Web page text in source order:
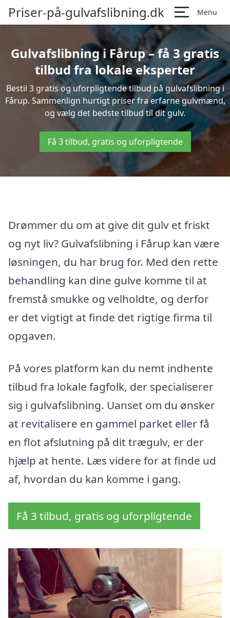
Priser-på-gulvafslibning.dk Menu
Gulvafslibning i Fårup – få 3 gratis
tilbud fra lokale eksperter
Bestil 3 gratis og uforpligtende tilbud på gulvafslibning i
Fårup. Sammenlign hurtigt priser fra erfarne gulvmænd,
og vælg det bedste tilbud til dit gulv.
Få 3 tilbud, gratis og uforpligtende
Drømmer du om at give dit gulv et friskt
og nyt liv? Gulvafslibning i Fårup kan være
løsningen, du har brug for. Med den rette
behandling kan dine gulve komme til at
fremstå smukke og velholdte, og derfor
er det vigtigt at finde det rigtige firma til
opgaven.
På vores platform kan du nemt indhente
tilbud fra lokale fagfolk, der specialiserer
sig i gulvafslibning. Uanset om du ønsker
at revitalisere en gammel parket eller få
en flot afslutning på dit trægulv, er der
hjælp at hente. Læs videre for at finde ud
af, hvordan du kan komme i gang.
Få 3 tilbud, gratis og uforpligtende